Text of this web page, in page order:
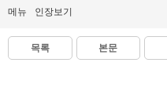
메뉴 인장보기
목록 본문